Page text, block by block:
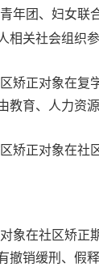
年团、妇女联
相关社会组织
矫正对象在复
教育、人力资
矫正对象在社
象在社区矫正
撤销缓刑、假